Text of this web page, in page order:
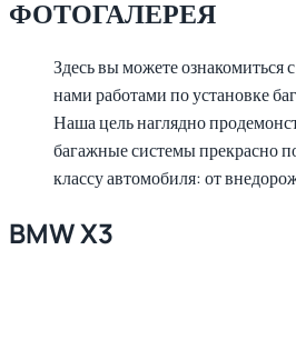
ФОТОГАЛЕРЕЯ
Здесь вы можете
нами работами по установке
Наша цель наглядно
багажные системы прекрасно
классу автомобиля: от
BMW X3